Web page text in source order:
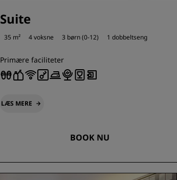
Suite
35 m² 4 voksne 3 børn (0-12) 1 dobbeltseng
Primære faciliteter
LÆS MERE
BOOK NU